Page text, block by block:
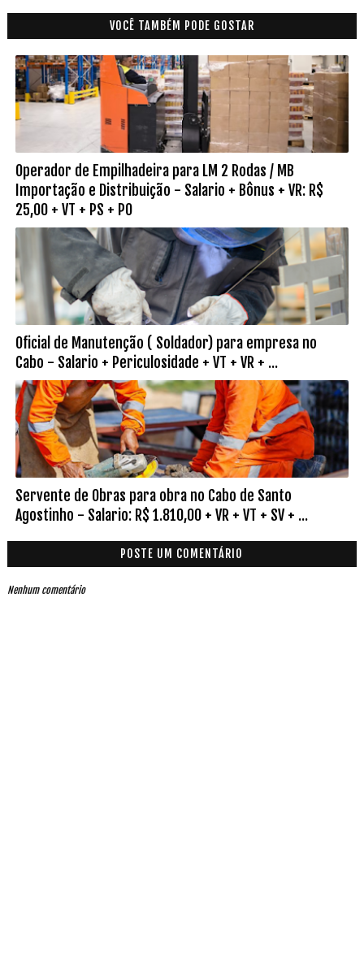
VOCÊ TAMBÉM PODE GOSTAR
Operador de Empilhadeira para LM 2 Rodas / MB
Importação e Distribuição - Salario + Bônus + VR: R$
25,00 + VT + PS + PO
Oficial de Manutenção ( Soldador) para empresa no
Cabo - Salario + Periculosidade + VT + VR + ...
Servente de Obras para obra no Cabo de Santo
Agostinho - Salario: R$ 1.810,00 + VR + VT + SV + ...
POSTE UM COMENTÁRIO
Nenhum comentário